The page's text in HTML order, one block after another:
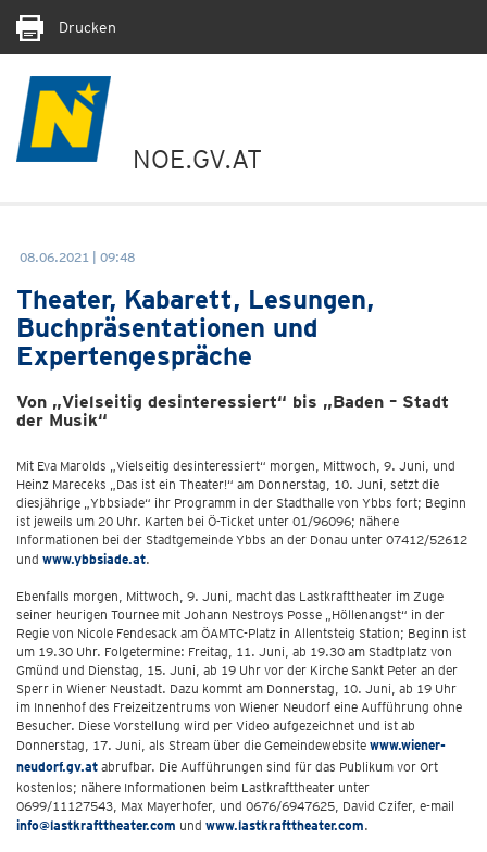
Drucken
NOE.GV.AT
08.06.2021 | 09:48
Theater, Kabarett, Lesungen,
Buchpräsentationen und
Expertengespräche
Von „Vielseitig desinteressiert“ bis „Baden – Stadt
der Musik“
Mit Eva Marolds „Vielseitig desinteressiert“ morgen, Mittwoch, 9. Juni, und
Heinz Mareceks „Das ist ein Theater!“ am Donnerstag, 10. Juni, setzt die
diesjährige „Ybbsiade“ ihr Programm in der Stadthalle von Ybbs fort; Beginn
ist jeweils um 20 Uhr. Karten bei Ö-Ticket unter 01/96096; nähere
Informationen bei der Stadtgemeinde Ybbs an der Donau unter 07412/52612
und www.ybbsiade.at.
Ebenfalls morgen, Mittwoch, 9. Juni, macht das Lastkrafttheater im Zuge
seiner heurigen Tournee mit Johann Nestroys Posse „Höllenangst“ in der
Regie von Nicole Fendesack am ÖAMTC-Platz in Allentsteig Station; Beginn ist
um 19.30 Uhr. Folgetermine: Freitag, 11. Juni, ab 19.30 am Stadtplatz von
Gmünd und Dienstag, 15. Juni, ab 19 Uhr vor der Kirche Sankt Peter an der
Sperr in Wiener Neustadt. Dazu kommt am Donnerstag, 10. Juni, ab 19 Uhr
im Innenhof des Freizeitzentrums von Wiener Neudorf eine Aufführung ohne
Besucher. Diese Vorstellung wird per Video aufgezeichnet und ist ab
Donnerstag, 17. Juni, als Stream über die Gemeindewebsite www.wiener-
neudorf.gv.at abrufbar. Die Aufführungen sind für das Publikum vor Ort
kostenlos; nähere Informationen beim Lastkrafttheater unter
0699/11127543, Max Mayerhofer, und 0676/6947625, David Czifer, e-mail
info@lastkrafttheater.com und www.lastkrafttheater.com.